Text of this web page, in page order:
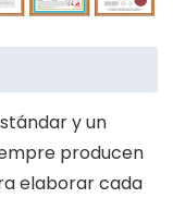
y un
producen
elaborar cada